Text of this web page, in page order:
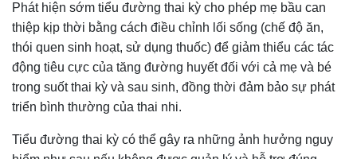
Phát hiện sớm tiểu đường thai kỳ cho phép mẹ bầu can
thiệp kịp thời bằng cách điều chỉnh lối sống (chế độ ăn,
thói quen sinh hoạt, sử dụng thuốc) để giảm thiểu các tác
động tiêu cực của tăng đường huyết đối với cả mẹ và bé
trong suốt thai kỳ và sau sinh, đồng thời đảm bảo sự phát
triển bình thường của thai nhi.
Tiểu đường thai kỳ có thể gây ra những ảnh hưởng nguy